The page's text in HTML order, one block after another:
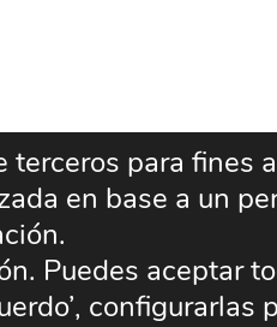
para fines
en base a un
Puedes aceptar
configurarlas